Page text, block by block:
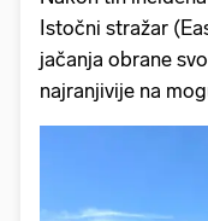
Istočni stražar
jačanja obrane
najranjivije na